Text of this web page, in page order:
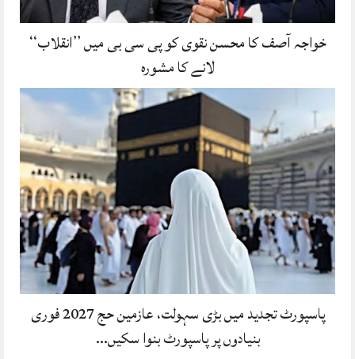
خواجہ آصف کا محسن نقوی کو پی سی بی میں ’’انقلاب‘‘
لانے کا مشورہ
پاسپورٹ تجدید میں بڑی سہولت، عازمین حج 2027 فوری
بنیادوں پر پاسپورٹ بنوا سکیں…